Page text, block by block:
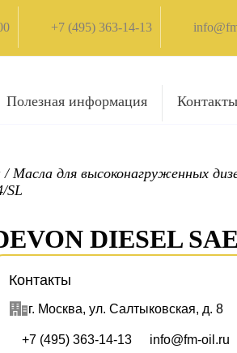
+7 (495) 363-14-13
Полезная информация Контакты
/Масла для высоконагруженных
SL
DIESEL
Контакты
г. Москва, ул. Салтыковская, д. 8
+7 (495) 363-14-13 info@fm-oil.ru